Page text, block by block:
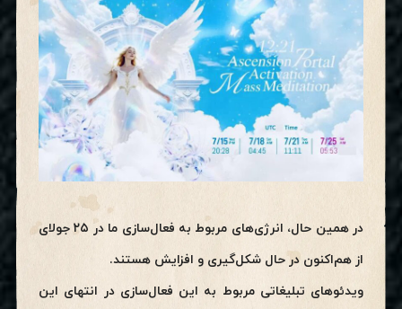
در همین حال، انرژی‌های مربوط به فعال‌سازی ما در ۲۵ جولای
از هم‌اکنون در حال شکل‌گیری و افزایش هستند.
ویدئوهای تبلیغاتی مربوط به این فعال‌سازی در انتهای این